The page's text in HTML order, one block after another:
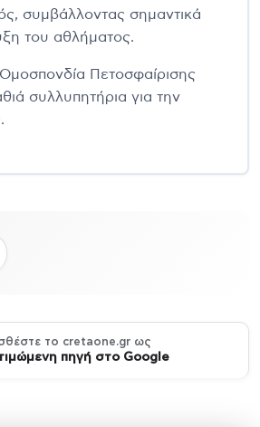
συμβάλλοντας σημαντικά
του αθλήματος.
Πετοσφαίρισης
συλλυπητήρια για την
το cretaone.gr ως
πηγή στο Google